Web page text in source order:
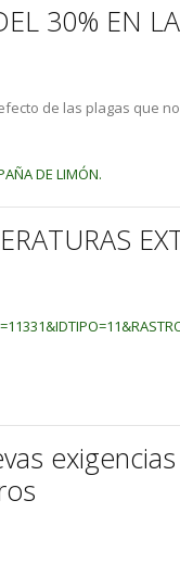
30% EN
de las plagas que
DE LIMÓN.